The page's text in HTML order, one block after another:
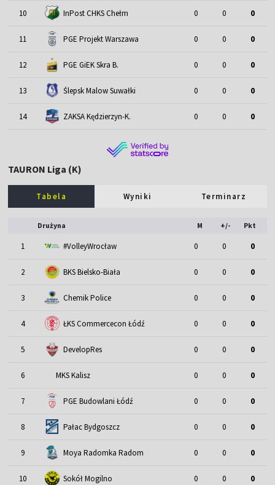
10 InPost CHKS Chełm 0 0 0
11 PGE Projekt Warszawa 0 0 0
12 PGE GiEK Skra B. 0 0 0
13 Ślepsk Malow Suwałki 0 0 0
14 ZAKSA Kędzierzyn-K. 0 0 0
TAURON Liga (K)
Tabela Wyniki Terminarz
Drużyna M +/- Pkt
1 #VolleyWrocław 0 0 0
2 BKS Bielsko-Biała 0 0 0
3 Chemik Police 0 0 0
4 ŁKS Commercecon Łódź 0 0 0
5 DevelopRes 0 0 0
6 MKS Kalisz 0 0 0
7 PGE Budowlani Łódź 0 0 0
8 Pałac Bydgoszcz 0 0 0
9 Moya Radomka Radom 0 0 0
10 Sokół Mogilno 0 0 0